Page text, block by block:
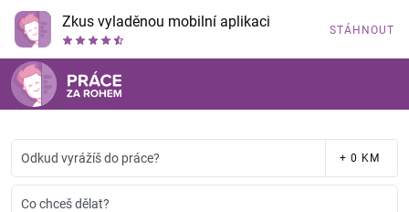
Zkus vyladěnou mobilní aplikaci STÁHNOUT
Odkud vyrážíš do práce? + 0 KM
Co chceš dělat?